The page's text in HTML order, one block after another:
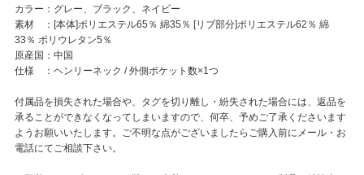
カラー：グレー、ブラック、ネイビー
素材 ：[本体]ポリエステル65％ 綿35％ [リブ部分]ポリエステル62％ 綿
33％ ポリウレタン5％
原産国：中国
仕様 ：ヘンリーネック / 外側ポケット数×1つ
付属品を損失された場合や、タグを切り離し・紛失された場合には、返品を
承ることができなくなってしまいますので、何卒、予めご了承くださいます
ようお願いいたします。ご不明な点がございましたらご購入前にメール・お
電話にてご相談下さい。